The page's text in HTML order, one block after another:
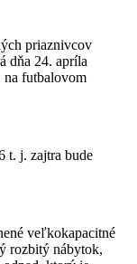
priaznivcov
dňa 24. apríla
na futbalovom
t. j. zajtra bude
veľkokapacitné
rozbitý nábytok,